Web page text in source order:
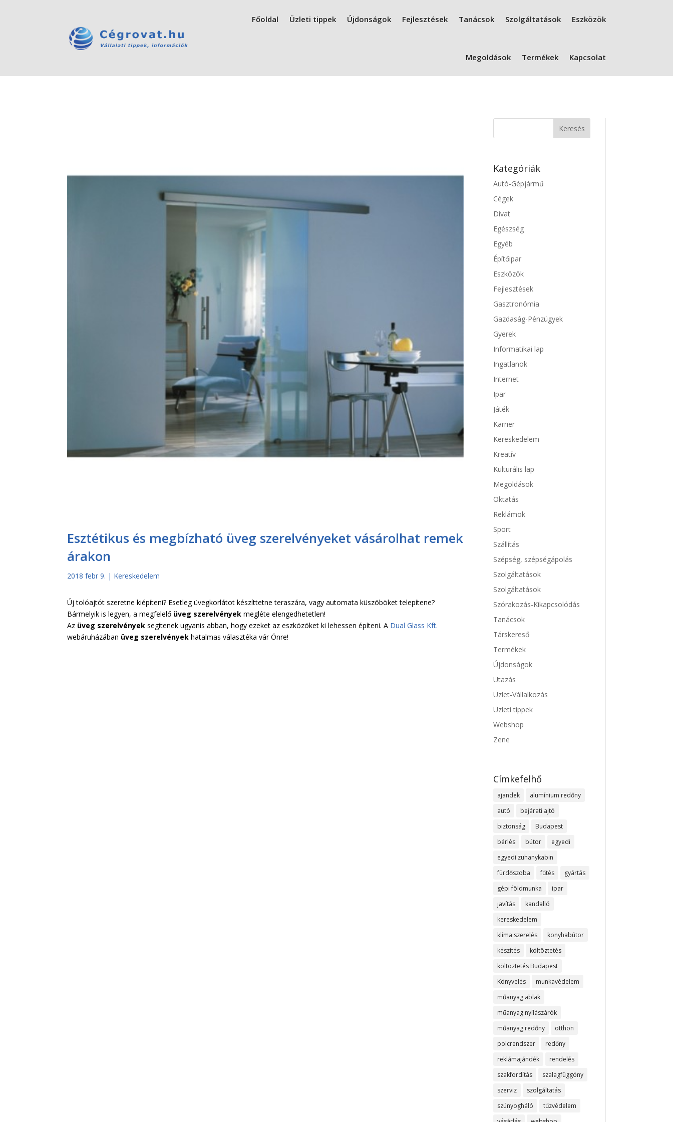
Főoldal Üzleti tippek Újdonságok Fejlesztések Tanácsok Szolgáltatások Eszközök
Megoldások Termékek Kapcsolat
Esztétikus és megbízható üveg szerelvényeket vásárolhat remek
árakon
2018 febr 9. | Kereskedelem
Új tolóajtót szeretne kiépíteni? Esetleg üvegkorlátot készíttetne teraszára, vagy automata küszöböket telepítene?
Bármelyik is legyen, a megfelelő üveg szerelvények megléte elengedhetetlen!
Az üveg szerelvények segítenek ugyanis abban, hogy ezeket az eszközöket ki lehessen építeni. A Dual Glass Kft.
webáruházában üveg szerelvények hatalmas választéka vár Önre!
Kategóriák
Autó-Gépjármű
Cégek
Divat
Egészség
Egyéb
Építőipar
Eszközök
Fejlesztések
Gasztronómia
Gazdaság-Pénzügyek
Gyerek
Informatikai lap
Ingatlanok
Internet
Ipar
Játék
Karrier
Kereskedelem
Kreatív
Kulturális lap
Megoldások
Oktatás
Reklámok
Sport
Szállítás
Szépség, szépségápolás
Szolgáltatások
Szolgáltatások
Szórakozás-Kikapcsolódás
Tanácsok
Társkereső
Termékek
Újdonságok
Utazás
Üzlet-Vállalkozás
Üzleti tippek
Webshop
Zene
Címkefelhő
ajandek
alumínium redőny
autó
bejárati ajtó
biztonság
Budapest
bérlés
bútor
egyedi
egyedi zuhanykabin
fürdőszoba
fűtés
gyártás
gépi földmunka
ipar
javítás
kandalló
kereskedelem
klíma szerelés
konyhabútor
készítés
költöztetés
költöztetés Budapest
Könyvelés
munkavédelem
műanyag ablak
műanyag nyílászárók
műanyag redőny
otthon
polcrendszer
redőny
reklámajándék
rendelés
szakfordítás
szalagfüggöny
szerviz
szolgáltatás
szúnyogháló
tűzvédelem